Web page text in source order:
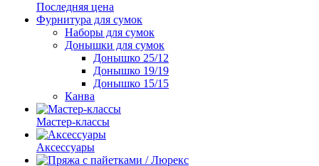
Последняя цена
Фурнитура для сумок
Наборы для сумок
Донышки для сумок
Донышко 25/12
Донышко 19/19
Донышко 15/15
Канва
Мастер-классы
Аксессуары